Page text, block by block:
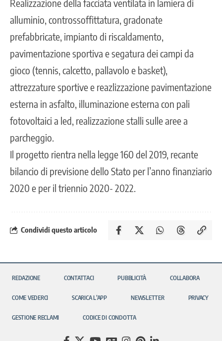
Realizzazione della facciata ventilata in lamiera di
alluminio, controssoffittatura, gradonate
prefabbricate, impianto di riscaldamento,
pavimentazione sportiva e segatura dei campi da
gioco (tennis, calcetto, pallavolo e basket),
attrezzature sportive e reazlizzazione pavimentazione
esterna in asfalto, illuminazione esterna con pali
fotovoltaici a led, realizzazione stalli sulle aree a
parcheggio.
Il progetto rientra nella legge 160 del 2019, recante
bilancio di previsione dello Stato per l’anno finanziario
2020 e per il triennio 2020- 2022.
Condividi questo articolo
REDAZIONE CONTATTACI PUBBLICITÀ COLLABORA
COME VEDERCI SCARICA L’APP NEWSLETTER PRIVACY
GESTIONE RECLAMI CODICE DI CONDOTTA